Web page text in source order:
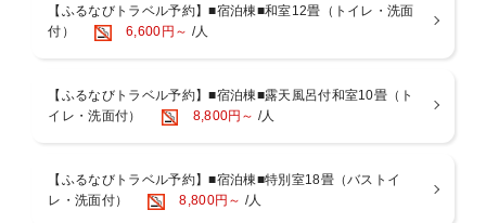
入浴時間：15〜23時／6〜9時
窓の外には緑の木々が広がり、間近に自然を感じていただけます。
■全室温水洗浄便座付トイレ、洗面完備
歯みがきセットはお部屋にご用意。
それ以外のものは、フロント横で必要に応じて
【ふるなびトラベル予約】■宿泊棟■和室12畳（トイレ・洗面
付）
6,600円～ /人
【ふるなびトラベル予約】■宿泊棟■露天風呂付和室10畳（ト
イレ・洗面付）
8,800円～ /人
【ふるなびトラベル予約】■宿泊棟■特別室18畳（バストイ
レ・洗面付）
8,800円～ /人